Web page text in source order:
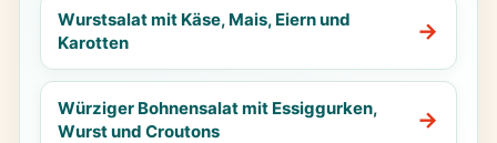
Wurstsalat mit Käse, Mais, Eiern und
Karotten
Würziger Bohnensalat mit Essiggurken,
Wurst und Croutons